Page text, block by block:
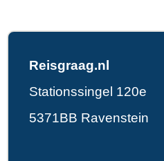
Reisgraag.nl
Stationssingel 120e
5371BB Ravenstein